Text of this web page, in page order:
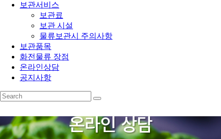
보관서비스
보관료
보관 시설
물류보관시 주의사항
보관품목
화전물류 장점
온라인상담
공지사항
온라인 상담